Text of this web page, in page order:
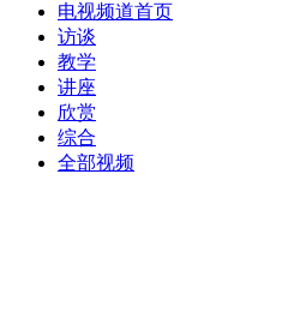
电视频道首页
访谈
教学
讲座
欣赏
综合
全部视频